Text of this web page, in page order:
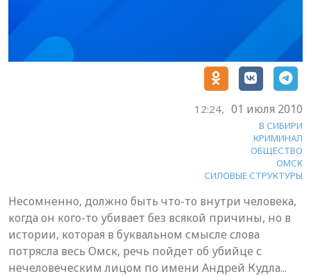
12:24, 01 июля 2010
В СИБИРИ
КРИМИНАЛ
ОБЩЕСТВО
ОМСК
СИЛОВЫЕ СТРУКТУРЫ
Несомненно, должно быть что-то внутри человека,
когда он кого-то убивает без всякой причины, но в
истории, которая в буквальном смысле слова
потрясла весь Омск, речь пойдет об убийце с
нечеловеческим лицом по имени Андрей Кудла...